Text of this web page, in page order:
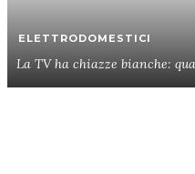
ELETTRODOMESTICI
La TV ha chiazze bianche: